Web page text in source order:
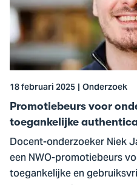
onderzoek
naar
toegankelijke
authenticatie
in
eHealth
18 februari 2025 Onderzoek
Promotiebeurs voor
toegankelijke
Docent-onderzoeker Niek
een NWO-promotiebeurs
toegankelijke en